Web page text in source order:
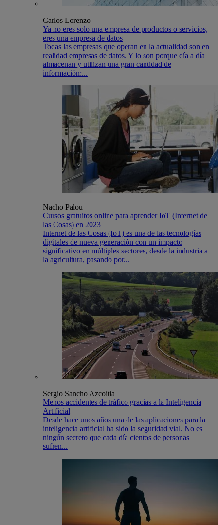
Carlos Lorenzo
Ya no eres solo una empresa de productos o servicios,
eres una empresa de datos
Todas las empresas que operan en la actualidad son en
realidad empresas de datos. Y lo son porque día a día
almacenan y utilizan una gran cantidad de
información:...
Nacho Palou
Cursos gratuitos online para aprender IoT (Internet de
las Cosas) en 2023
Internet de las Cosas (IoT) es una de las tecnologías
digitales de nueva generación con un impacto
significativo en múltiples sectores, desde la industria a
la agricultura, pasando por...
Sergio Sancho Azcoitia
Menos accidentes de tráfico gracias a la Inteligencia
Artificial
Desde hace unos años una de las aplicaciones para la
inteligencia artificial ha sido la seguridad vial. No es
ningún secreto que cada día cientos de personas
sufren...